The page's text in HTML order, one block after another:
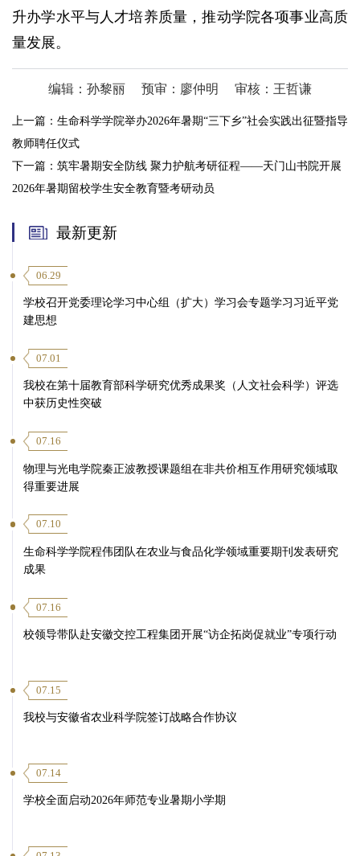
升办学水平与人才培养质量，推动学院各项事业高质
量发展。
编辑：孙黎丽 预审：廖仲明 审核：王哲谦
上一篇： 生命科学学院举办2026年暑期“三下乡”社会实践出征暨指导
教师聘任仪式
下一篇： 筑牢暑期安全防线 聚力护航考研征程——天门山书院开展
2026年暑期留校学生安全教育暨考研动员
最新更新
06.29
学校召开党委理论学习中心组（扩大）学习会专题学习习近平党
建思想
07.01
我校在第十届教育部科学研究优秀成果奖（人文社会科学）评选
中获历史性突破
07.16
物理与光电学院秦正波教授课题组在非共价相互作用研究领域取
得重要进展
07.10
生命科学学院程伟团队在农业与食品化学领域重要期刊发表研究
成果
07.16
校领导带队赴安徽交控工程集团开展“访企拓岗促就业”专项行动
07.15
我校与安徽省农业科学院签订战略合作协议
07.14
学校全面启动2026年师范专业暑期小学期